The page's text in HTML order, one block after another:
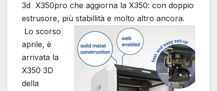
3d X350pro che aggiorna la X350: con doppio
estrusore, più stabillità e molto altro ancora.
Lo scorso
aprile, è
arrivata la
X350 3D
della